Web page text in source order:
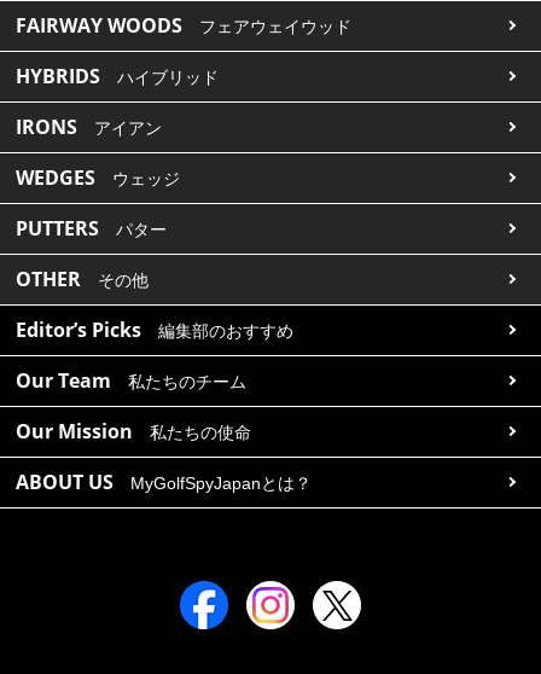
FAIRWAY WOODS フェアウェイウッド
HYBRIDS ハイブリッド
IRONS アイアン
WEDGES ウェッジ
PUTTERS パター
OTHER その他
Editor’s Picks 編集部のおすすめ
Our Team 私たちのチーム
Our Mission 私たちの使命
ABOUT US MyGolfSpyJapanとは？